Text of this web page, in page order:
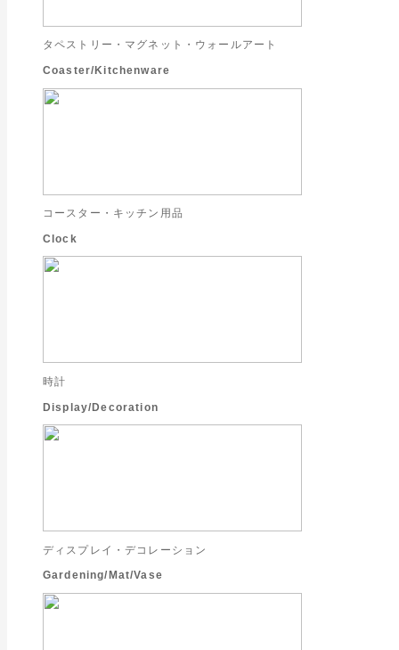
タペストリー・マグネット・ウォールアート
Coaster/Kitchenware
コースター・キッチン用品
Clock
時計
Display/Decoration
ディスプレイ・デコレーション
Gardening/Mat/Vase